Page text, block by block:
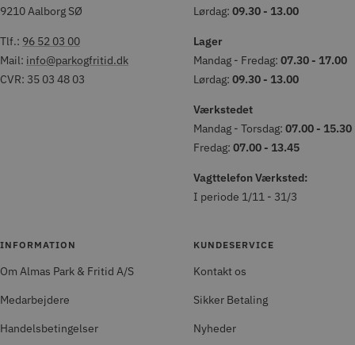
9210 Aalborg SØ
Tlf.: 96 52 03 00
Mail: info@parkogfritid.dk
CVR: 35 03 48 03
Lørdag: 09.30 - 13.00
Lager
Mandag - Fredag: 07.30 - 17.00
Lørdag: 09.30 - 13.00
Værkstedet
Mandag - Torsdag: 07.00 - 15.30
Fredag: 07.00 - 13.45
Vagttelefon Værksted:
I periode 1/11 - 31/3
INFORMATION
Om Almas Park & Fritid A/S
Medarbejdere
Handelsbetingelser
KUNDESERVICE
Kontakt os
Sikker Betaling
Nyheder